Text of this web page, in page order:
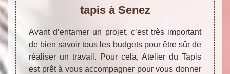
tapis à Senez
Avant d’entamer un projet, c’est très important
de bien savoir tous les budgets pour être sûr de
réaliser un travail. Pour cela, Atelier du Tapis
est prêt à vous accompagner pour vous donner